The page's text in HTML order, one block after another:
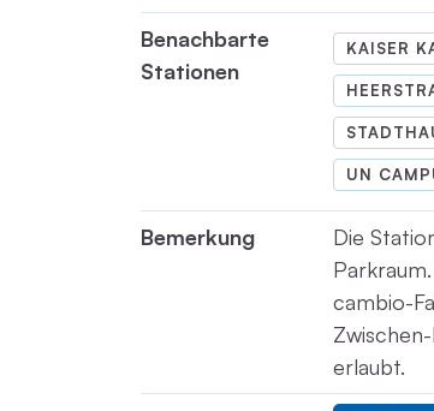
Benachbarte
Stationen
KAISER
UN
Bemerkung
Die
cambio-
erlaubt.